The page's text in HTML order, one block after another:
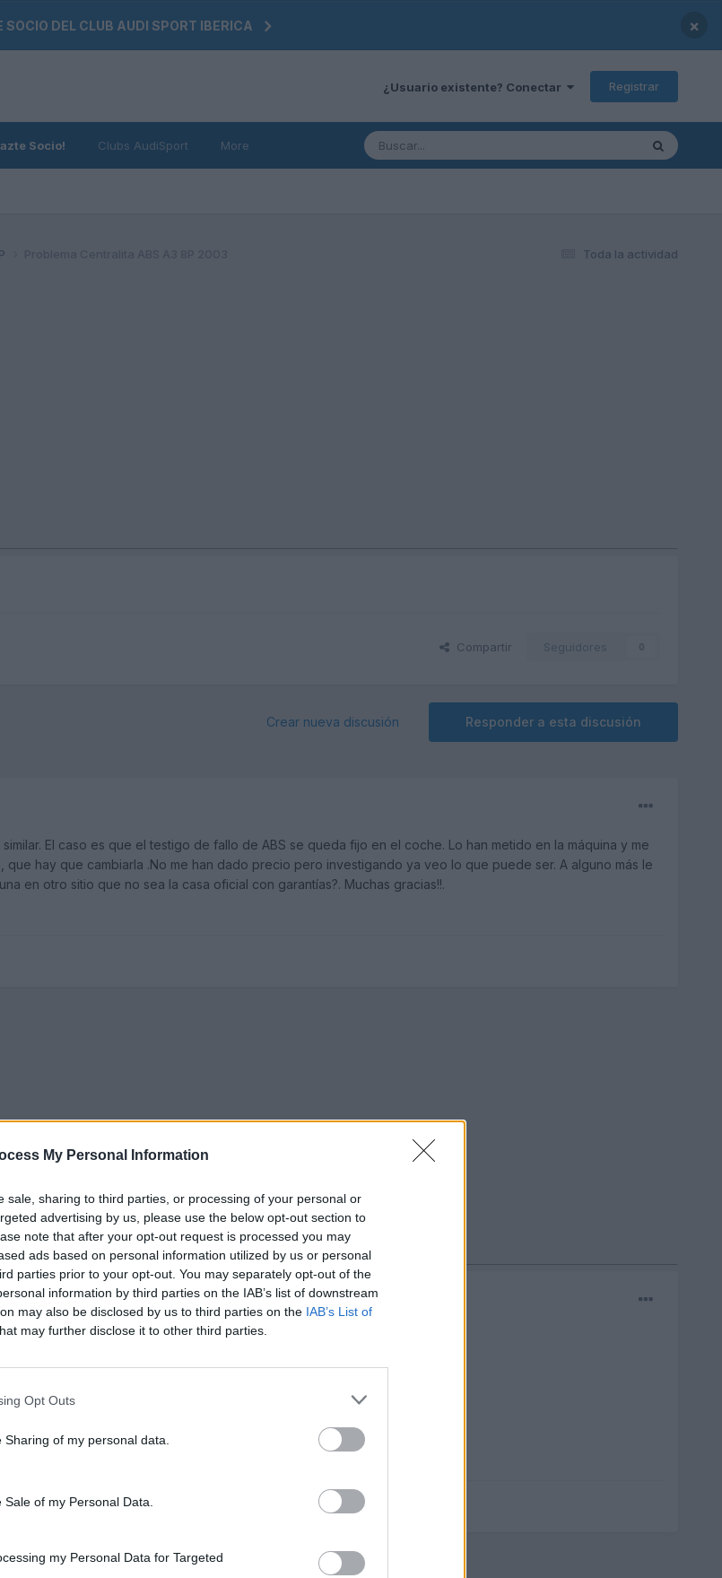
My Personal Information
sale, sharing to third parties, or processing of your personal or
advertising by us, please use the below opt-out section to
note that after your opt-out request is processed you may
ads based on personal information utilized by us or personal
parties prior to your opt-out. You may separately opt-out of the
information by third parties on the IAB’s list of downstream
may also be disclosed by us to third parties on the IAB’s List of
may further disclose it to other third parties.
Opt Outs
of my personal data.
of my Personal Data.
my Personal Data for Targeted
SOCIO DEL CLUB AUDI SPORT IBERICA ×
¿Usuario existente? Conectar Registrar
Socio! Clubs AudiSport More
Toda la actividad
Compartir Seguidores 0
Responder a esta discusión
Crear nueva discusión
El caso es que el testigo de fallo de ABS se queda fijo en el coche. Lo han metido en la máquina y me
hay que cambiarla .No me han dado precio pero investigando ya veo lo que puede ser. A alguno más le
en otro sitio que no sea la casa oficial con garantías?. Muchas gracias!!.
unidad-ABSte dejo este enlace por si te ayuda saludos.